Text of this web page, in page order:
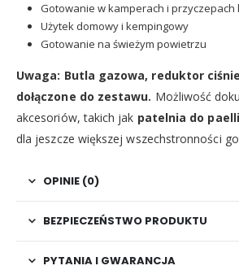
Gotowanie w kamperach i przyczepach
Użytek domowy i kempingowy
Gotowanie na świeżym powietrzu
Uwaga: Butla gazowa, reduktor
dołączone do zestawu. Możliwość
akcesoriów, takich jak patelnia do paelli
dla jeszcze większej wszechstronności
OPINIE (0)
BEZPIECZEŃSTWO PRODUKTU
PYTANIA I GWARANCJA